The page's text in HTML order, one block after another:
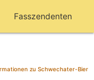
Fasszendenten
zu Schwechater-Bier